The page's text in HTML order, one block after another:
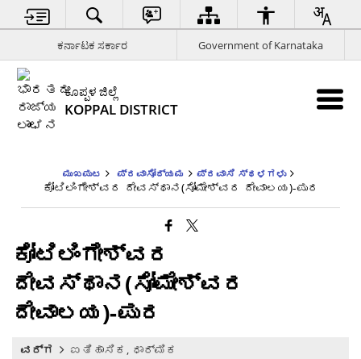
ಕರ್ನಾಟಕ ಸರ್ಕಾರ Government of Karnataka
ಕೊಪ್ಪಳ ಜಿಲ್ಲೆ
KOPPAL DISTRICT
ಮುಖಪುಟ ಪ್ರವಾಸೋದ್ಯಮ ಪ್ರವಾಸಿ ಸ್ಥಳಗಳು
ಕೋಟಿಲಿಂಗೇಶ್ವರ ದೇವಸ್ಥಾನ(ಸೋಮೇಶ್ವರ ದೇವಾಲಯ)-ಪುರ
ಕೋಟಿಲಿಂಗೇಶ್ವರ
ದೇವಸ್ಥಾನ(ಸೋಮೇಶ್ವರ
ದೇವಾಲಯ)-ಪುರ
ವರ್ಗ
ಐತಿಹಾಸಿಕ, ಧಾರ್ಮಿಕ